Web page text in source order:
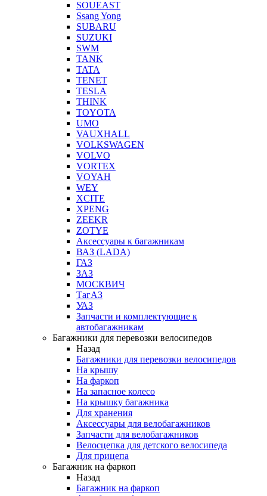
SOUEAST
Ssang Yong
SUBARU
SUZUKI
SWM
TANK
TATA
TENET
TESLA
THINK
TOYOTA
UMO
VAUXHALL
VOLKSWAGEN
VOLVO
VORTEX
VOYAH
WEY
XCITE
XPENG
ZEEKR
ZOTYE
Аксессуары к багажникам
ВАЗ (LADA)
ГАЗ
ЗАЗ
МОСКВИЧ
ТагАЗ
УАЗ
Запчасти и комплектующие к
автобагажникам
Багажники для перевозки велосипедов
Назад
Багажники для перевозки велосипедов
На крышу
На фаркоп
На запасное колесо
На крышку багажника
Для хранения
Аксессуары для велобагажников
Запчасти для велобагажников
Велосцепка для детского велосипеда
Для прицепа
Багажник на фаркоп
Назад
Багажник на фаркоп